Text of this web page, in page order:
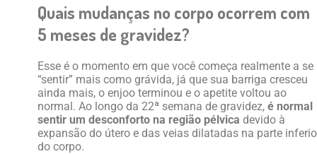
Quais mudanças no corpo ocorrem com
5 meses de gravidez?
Esse é o momento em que você começa realmente a se
“sentir” mais como grávida, já que sua barriga cresceu
ainda mais, o enjoo terminou e o apetite voltou ao
normal. Ao longo da 22ª semana de gravidez, é normal
sentir um desconforto na região pélvica devido à
expansão do útero e das veias dilatadas na parte
do corpo.